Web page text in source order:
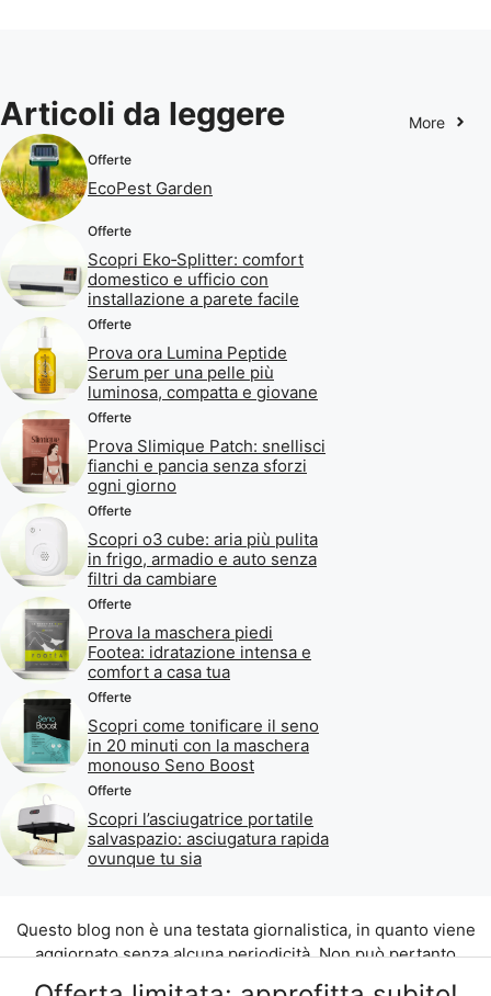
Articoli da leggere More
Offerte
EcoPest Garden
Offerte
Scopri Eko‑Splitter: comfort
domestico e ufficio con
installazione a parete facile
Offerte
Prova ora Lumina Peptide
Serum per una pelle più
luminosa, compatta e giovane
Offerte
Prova Slimique Patch: snellisci
fianchi e pancia senza sforzi
ogni giorno
Offerte
Scopri o3 cube: aria più pulita
in frigo, armadio e auto senza
filtri da cambiare
Offerte
Prova la maschera piedi
Footea: idratazione intensa e
comfort a casa tua
Offerte
Scopri come tonificare il seno
in 20 minuti con la maschera
monouso Seno Boost
Offerte
Scopri l’asciugatrice portatile
salvaspazio: asciugatura rapida
ovunque tu sia
Questo blog non è una testata giornalistica, in quanto viene
aggiornato senza alcuna periodicità. Non può pertanto